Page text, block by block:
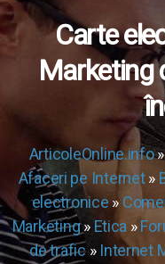
Carte
Marketing
ArticoleOnline.info
Afaceri pe Internet»
electronice »
Marketing» Etica »
de trafic» Internet